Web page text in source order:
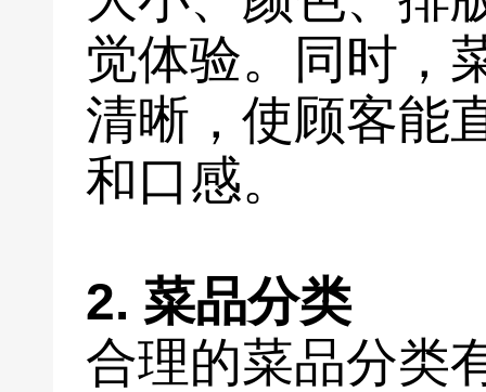
觉体验。同时，
清晰，使顾客能
和口感。
2. 菜品分类
合理的菜品分类